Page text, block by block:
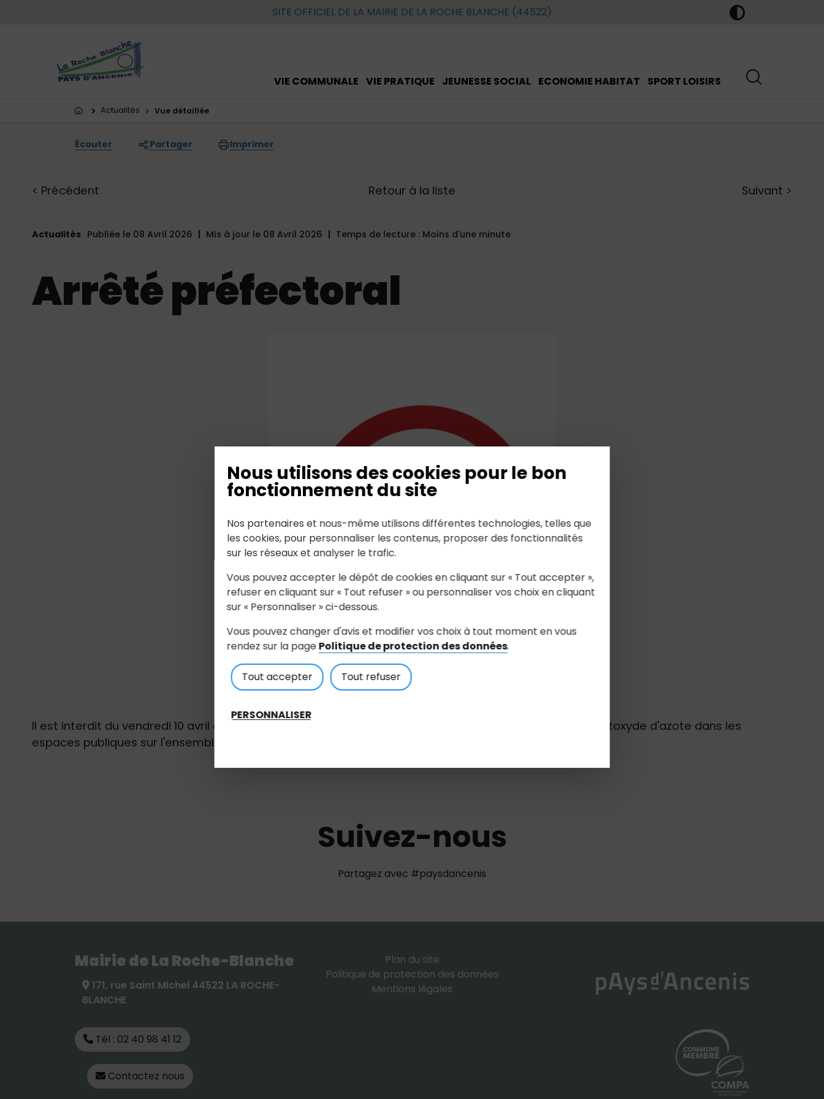
Nous utilisons des cookies pour le bon
fonctionnement du site
Nos partenaires et nous-même utilisons différentes technologies, telles que
les cookies, pour personnaliser les contenus, proposer des fonctionnalités
sur les réseaux et analyser le trafic.
Vous pouvez accepter le dépôt de cookies en cliquant sur « Tout accepter »,
refuser en cliquant sur « Tout refuser » ou personnaliser vos choix en cliquant
sur « Personnaliser » ci-dessous.
Vous pouvez changer d'avis et modifier vos choix à tout moment en vous
rendez sur la page Politique de protection des données.
Tout accepter Tout refuser
PERSONNALISER
SITE OFFICIEL DE LA MAIRIE DE LA ROCHE BLANCHE (44522)
VIE COMMUNALE VIE PRATIQUE JEUNESSE SOCIAL ECONOMIE HABITAT SPORT LOISIRS
Vous êtes ici:
Actualités Vue détaillée
Écouter Partager Imprimer
< Précédent Retour à la liste Suivant >
Actualités Publiée le 08 Avril 2026 Mis à jour le 08 Avril 2026 Temps de lecture : Moins d'une minute
Arrêté préfectoral
Il est interdit du vendredi 10 avril au dimanche 6 septembre 2026, de consommer et transporter du protoxyde d'azote dans les
espaces publiques sur l'ensemble du département de la Loire-Atlantique.
Suivez-nous
Partagez avec #paysdancenis
Mairie de La Roche-Blanche
171, rue Saint Michel 44522 LA ROCHE-
BLANCHE
Tél : 02 40 98 41 12
Contactez nous
Plan du site
Politique de protection des données
Mentions légales